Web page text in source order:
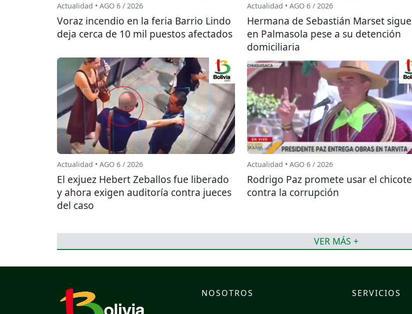
Actualidad • AGO 6 / 2026
Voraz incendio en la feria Barrio Lindo
deja cerca de 10 mil puestos afectados
Actualidad • AGO 6 / 2026
Hermana de Sebastián Marset sigue
en Palmasola pese a su detención
domiciliaria
Actualidad • AGO 6 / 2026
El exjuez Hebert Zeballos fue liberado
y ahora exigen auditoría contra jueces
del caso
Actualidad • AGO 6 / 2026
Rodrigo Paz promete usar el chicote
contra la corrupción
VER MÁS +
NOSOTROS SERVICIOS